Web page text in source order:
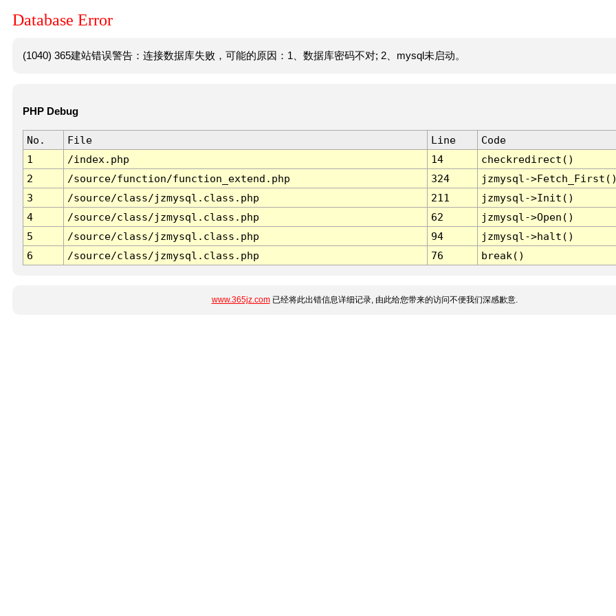
Database Error
(1040) 365建站错误警告：连接数据库失败，可能的原因：1、数据库密码不对; 2、mysql未启动。
PHP Debug
No. File Line
Code
1
/index.php 14
checkredirect()
2
/source/function/function_extend.php 324
jzmysql-
3
/source/class/jzmysql.class.php 211
jzmysql->Init()
4
/source/class/jzmysql.class.php 62
jzmysql->Open()
5
/source/class/jzmysql.class.php 94
jzmysql->halt()
6
/source/class/jzmysql.class.php 76 break()
www.365jz.com已经将此出错信息详细记录, 由此给您带来的访问不便我们深感歉意.